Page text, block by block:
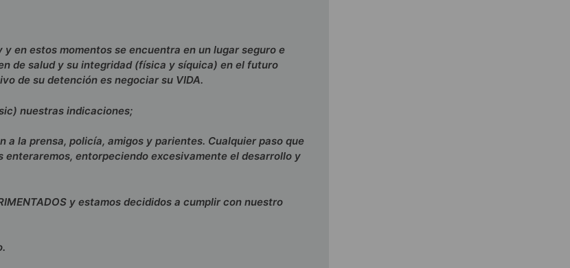
en estos momentos se encuentra en un lugar seguro e
de salud y su integridad (física y síquica) en el futuro
de su detención es negociar su VIDA.
nuestras indicaciones;
a la prensa, policía, amigos y parientes. Cualquier paso que
enteraremos, entorpeciendo excesivamente el desarrollo y
y estamos decididos a cumplir con nuestro